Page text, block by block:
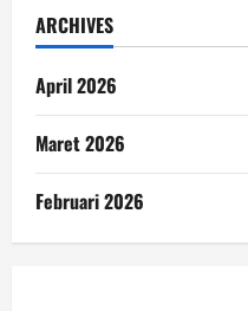
ARCHIVES
April 2026
Maret 2026
Februari 2026